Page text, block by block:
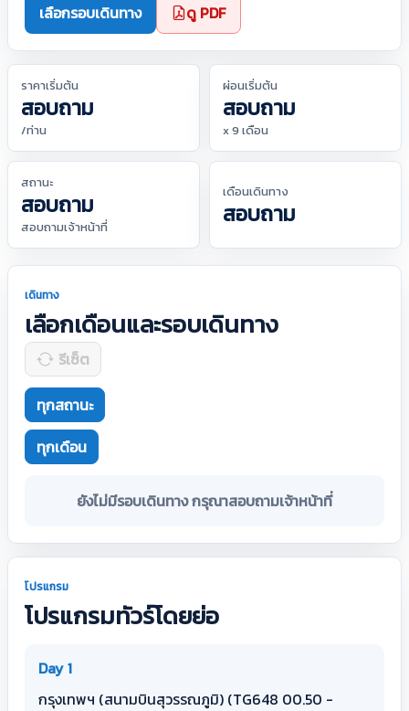
เลือกรอบเดินทาง ดู PDF
ราคาเริ่มต้น
สอบถาม
/ท่าน
ผ่อนเริ่มต้น
สอบถาม
x 9 เดือน
สถานะ
สอบถาม
สอบถามเจ้าหน้าที่
เดือนเดินทาง
สอบถาม
เดินทาง
เลือกเดือนและรอบเดินทาง
รีเซ็ต
ทุกสถานะ
ทุกเดือน
ยังไม่มีรอบเดินทาง กรุณาสอบถามเจ้าหน้าที่
โปรแกรม
โปรแกรมทัวร์โดยย่อ
Day 1
กรุงเทพฯ (สนามบินสุวรรณภูมิ) (TG648 00.50 -